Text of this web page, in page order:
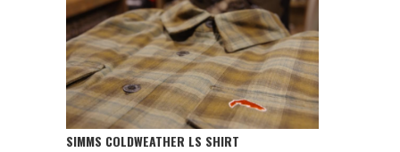
SIMMS COLDWEATHER LS SHIRT